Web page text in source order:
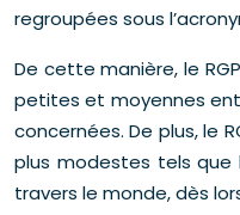
regroupées sous
De cette manière, le
petites et moyennes
concernées. De plus, le
plus modestes tels que
travers le monde, dès